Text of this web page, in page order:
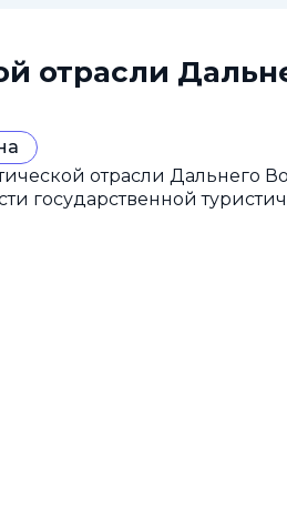
отрасли
отрасли Дальнего
государственной